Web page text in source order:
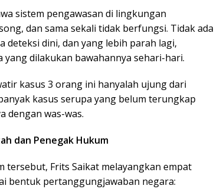
sistem pengawasan di lingkungan
dan sama sekali tidak berfungsi. Tidak ada
deteksi dini, dan yang lebih parah lagi,
dilakukan bawahannya sehari-hari.
kasus 3 orang ini hanyalah ujung dari
kasus serupa yang belum terungkap
dengan was-was.
dan Penegak Hukum
tersebut, Frits Saikat melayangkan empat
bentuk pertanggungjawaban negara: